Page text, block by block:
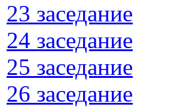
23 заседание
24 заседание
25 заседание
26 заседание